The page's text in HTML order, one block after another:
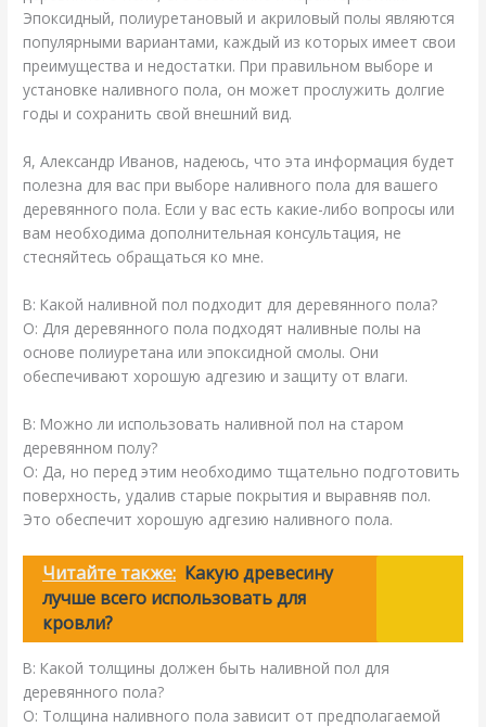
Эпоксидный, полиуретановый и акриловый полы являются
популярными вариантами, каждый из которых имеет свои
преимущества и недостатки. При правильном выборе и
установке наливного пола, он может прослужить долгие
годы и сохранить свой внешний вид.
Я, Александр Иванов, надеюсь, что эта информация будет
полезна для вас при выборе наливного пола для вашего
деревянного пола. Если у вас есть какие-либо вопросы или
вам необходима дополнительная консультация, не
стесняйтесь обращаться ко мне.
В: Какой наливной пол подходит для деревянного пола?
О: Для деревянного пола подходят наливные полы на
основе полиуретана или эпоксидной смолы. Они
обеспечивают хорошую адгезию и защиту от влаги.
В: Можно ли использовать наливной пол на старом
деревянном полу?
О: Да, но перед этим необходимо тщательно подготовить
поверхность, удалив старые покрытия и выравняв пол.
Это обеспечит хорошую адгезию наливного пола.
Читайте также: Какую древесину
лучше всего использовать для
кровли?
В: Какой толщины должен быть наливной пол для
деревянного пола?
О: Толщина наливного пола зависит от предполагаемой